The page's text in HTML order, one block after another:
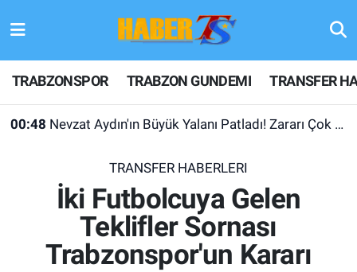
TRABZONSPOR TRABZON GUNDEMI TRANSFER
00:48 Nevzat Aydın'ın Büyük Yalanı Patladı! Zararı Çok Desteği Yok
TRANSFER HABERLERI
İki Futbolcuya Gelen
Teklifler Sornası
Trabzonspor'un Kararı
TRABZONSPOR
TRABZON GUNDEMI
TRANSFER HABERLERI
KULİS MEYDANI
1461 TRABZON
Hava Durumu
Trafik Durumu
Tüm Manşetler
Son Dakika Haberleri
Haber Arşivi